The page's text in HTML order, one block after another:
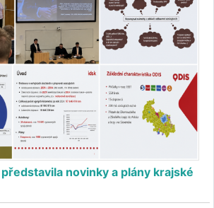
novinky a plány krajské